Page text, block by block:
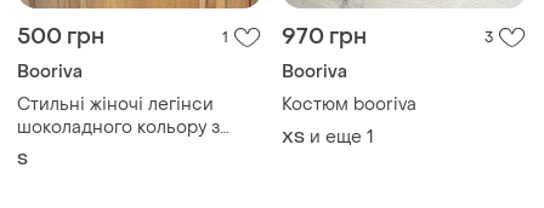
500 грн 1
Booriva
Стильні жіночі легінси
шоколадного кольору з
відливом booriva
S
970 грн 3
Booriva
Костюм booriva
ХS и еще 1